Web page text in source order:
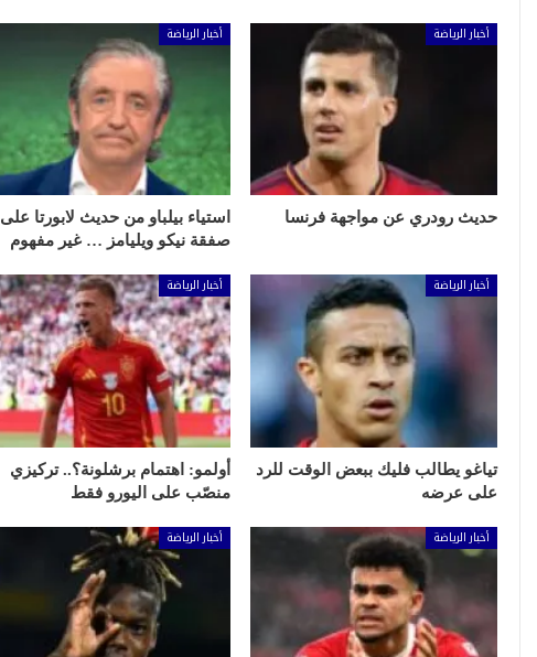
أخبار الرياضة
حديث رودري عن مواجهة فرنسا
أخبار الرياضة
استياء بيلباو من حديث لابورتا على
صفقة نيكو ويليامز … غير مفهوم
أخبار الرياضة
تياغو يطالب فليك ببعض الوقت للرد
على عرضه
أخبار الرياضة
أولمو: اهتمام برشلونة؟.. تركيزي
منصّب على اليورو فقط
أخبار الرياضة أخبار الرياضة